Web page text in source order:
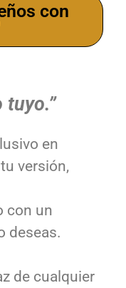
con
tuyo.”
en
versión,
con un
deseas.
de cualquier